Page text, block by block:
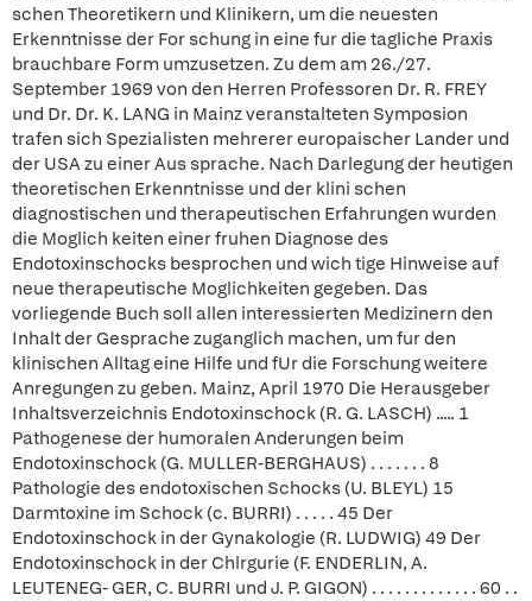
schen Theoretikern und Klinikern, um die neuesten
Erkenntnisse der For schung in eine fur die tagliche Praxis
brauchbare Form umzusetzen. Zu dem am 26./27.
September 1969 von den Herren Professoren Dr. R. FREY
und Dr. Dr. K. LANG in Mainz veranstalteten Symposion
trafen sich Spezialisten mehrerer europaischer Lander und
der USA zu einer Aus sprache. Nach Darlegung der heutigen
theoretischen Erkenntnisse und der klini schen
diagnostischen und therapeutischen Erfahrungen wurden
die Moglich keiten einer fruhen Diagnose des
Endotoxinschocks besprochen und wich tige Hinweise auf
neue therapeutische Moglichkeiten gegeben. Das
vorliegende Buch soll allen interessierten Medizinern den
Inhalt der Gesprache zuganglich machen, um fur den
klinischen Alltag eine Hilfe und fUr die Forschung weitere
Anregungen zu geben. Mainz, April 1970 Die Herausgeber
Inhaltsverzeichnis Endotoxinschock (R. G. LASCH) ..... 1
Pathogenese der humoralen Anderungen beim
Endotoxinschock (G. MULLER-BERGHAUS) . . . . . . . 8
Pathologie des endotoxischen Schocks (U. BLEYL) 15
Darmtoxine im Schock (c. BURRI) . . . . . 45 Der
Endotoxinschock in der Gynakologie (R. LUDWIG) 49 Der
Endotoxinschock in der Chlrgurie (F. ENDERLIN, A.
LEUTENEG- GER, C. BURRI und J. P. GIGON) . . . . . . . . . . . . . 60 . .